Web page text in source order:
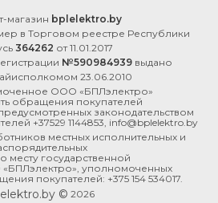
магазин bplelektro.by
в Торговом реестре Республики
364262 от 11.01.2017
№590984939выдано
23.06.2010
ООО «БПЛэлектро»
обращения покупателей
законодательством
+37529 1144853, info@bplelektro.by
местных исполнительных и
месту государственной
уполномоченных
покупателей: +375 154 534017.
© 2026